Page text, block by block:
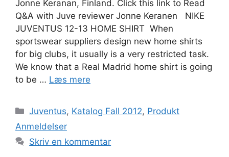
Jonne Keranan, Finland. Click this link to Read
Q&A with Juve reviewer Jonne Keranen NIKE
JUVENTUS 12-13 HOME SHIRT When
sportswear suppliers design new home shirts
for big clubs, it usually is a very restricted task.
We know that a Real Madrid home shirt is going
to be … Læs mere
Kategorier
Juventus, Katalog Fall 2012, Produkt
Anmeldelser
Skriv en kommentar